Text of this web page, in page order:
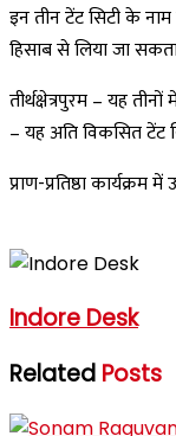
इन तीन टेंट सिटी के
हिसाब से लिया जा
तीर्थक्षेत्रपुरम – यह
– यह अति विकसित टेंट
प्राण-प्रतिष्ठा
Indore Desk
Related Posts